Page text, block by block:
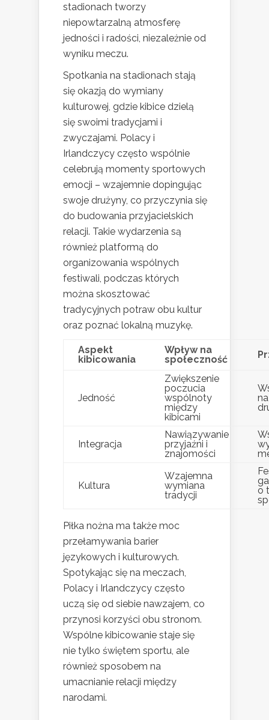
stadionach tworzy
niepowtarzalną atmosferę
jedności i radości, niezależnie od
wyniku meczu.
Spotkania na stadionach stają
się okazją do wymiany
kulturowej, gdzie kibice dzielą
się swoimi tradycjami i
zwyczajami. Polacy i
Irlandczycy często wspólnie
celebrują momenty sportowych
emocji – wzajemnie dopingując
swoje drużyny, co przyczynia się
do budowania przyjacielskich
relacji. Takie wydarzenia są
również platformą do
organizowania wspólnych
festiwali, podczas których
można skosztować
tradycyjnych potraw obu kultur
oraz poznać lokalną muzykę.
Aspekt
kibicowania
Wpływ na
społeczność
Jedność
Zwiększenie
poczucia
wspólnoty
między
kibicami
Integracja
Nawiązywanie
przyjaźni i
znajomości
Kultura
Wzajemna
wymiana
tradycji
o
Piłka nożna ma także moc
przełamywania barier
językowych i kulturowych.
Spotykając się na meczach,
Polacy i Irlandczycy często
uczą się od siebie nawzajem, co
przynosi korzyści obu stronom.
Wspólne kibicowanie staje się
nie tylko świętem sportu, ale
również sposobem na
umacnianie relacji między
narodami.